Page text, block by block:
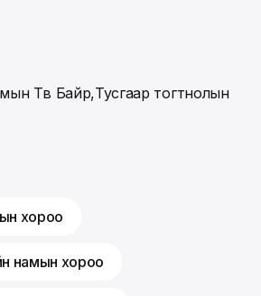
Төв Байр,Тусгаар тогтнолын
хороо
намын хороо